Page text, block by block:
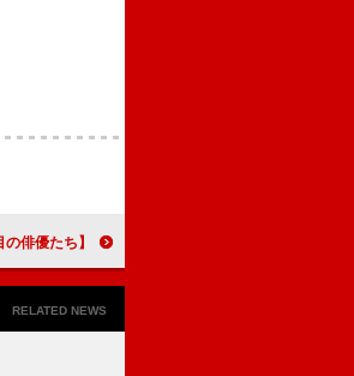
【コラム 2016年注目の俳優たち】 第24回 哀川翔&岡本健一ほか 多彩な顔ぶれがそろった大坂五人衆 「真田丸」
RELATED NEWS